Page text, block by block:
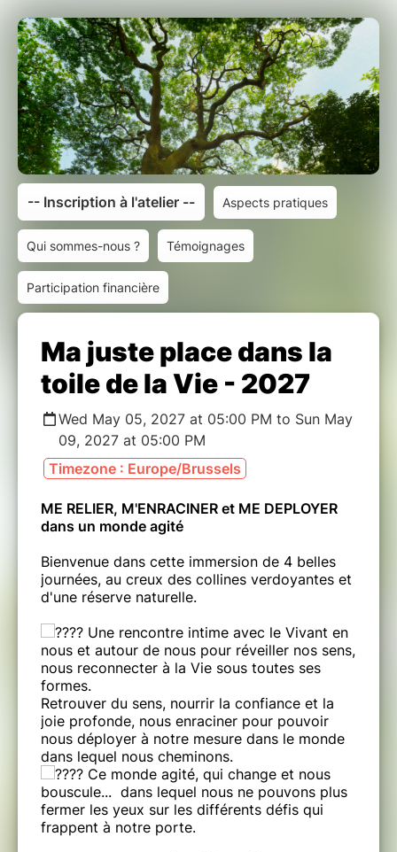
-- Inscription à l'atelier -- Aspects pratiques
Qui sommes-nous ? Témoignages
Participation financière
Ma juste place dans la
toile de la Vie - 2027
Wed May 05, 2027 at 05:00 PM to Sun May
09, 2027 at 05:00 PM
Timezone : Europe/Brussels
ME RELIER, M'ENRACINER et ME DEPLOYER
dans un monde agité
Bienvenue dans cette immersion de 4 belles
journées, au creux des collines verdoyantes et
d'une réserve naturelle.
Une rencontre intime avec le Vivant en
nous et autour de nous pour réveiller nos sens,
nous reconnecter à la Vie sous toutes ses
formes.
Retrouver du sens, nourrir la confiance et la
joie profonde, nous enraciner pour pouvoir
nous déployer à notre mesure dans le monde
dans lequel nous cheminons.
Ce monde agité, qui change et nous
bouscule... dans lequel nous ne pouvons plus
fermer les yeux sur les différents défis qui
frappent à notre porte.